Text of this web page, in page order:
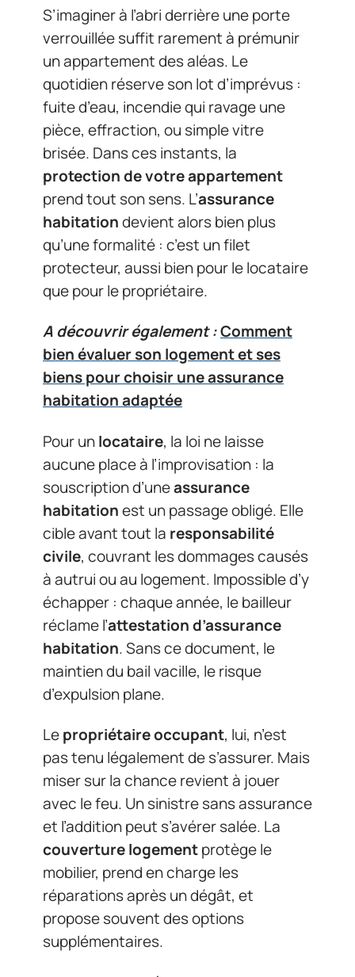
S’imaginer à l’abri derrière une porte
verrouillée suffit rarement à prémunir
un appartement des aléas. Le
quotidien réserve son lot d’imprévus :
fuite d’eau, incendie qui ravage une
pièce, effraction, ou simple vitre
brisée. Dans ces instants, la
protection de votre appartement
prend tout son sens. L’assurance
habitationdevient alors bien plus
qu’une formalité : c’est un filet
protecteur, aussi bien pour le locataire
que pour le propriétaire.
A découvrir également :Comment
bien évaluer son logement et ses
biens pour choisir une assurance
habitation adaptée
Pour unlocataire, la loi ne laisse
aucune place à l’improvisation : la
souscription d’uneassurance
habitationest un passage obligé. Elle
cible avant tout la responsabilité
civile, couvrant les dommages causés
à autrui ou au logement. Impossible d’y
échapper : chaque année, le bailleur
réclame l’attestation d’assurance
habitation. Sans ce document, le
maintien du bail vacille, le risque
d’expulsion plane.
Lepropriétaire occupant, lui, n’est
pas tenu légalement de s’assurer. Mais
miser sur la chance revient à jouer
avec le feu. Un sinistre sans assurance
et l’addition peut s’avérer salée. La
couverture logementprotège le
mobilier, prend en charge les
réparations après un dégât, et
propose souvent des options
supplémentaires.